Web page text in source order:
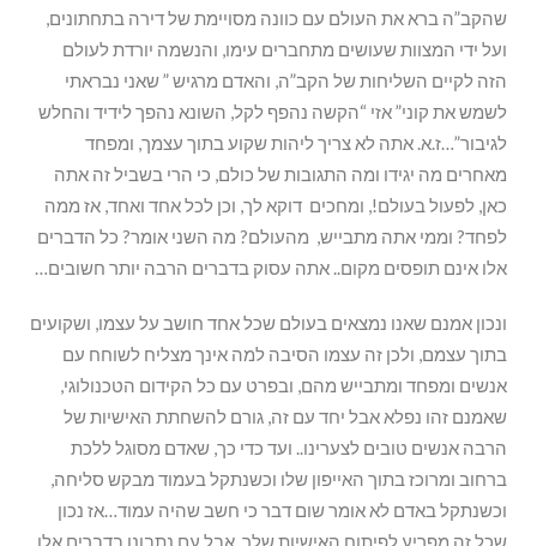
שהקב”ה ברא את העולם עם כוונה מסויימת של דירה בתחתונים,
ועל ידי המצוות שעושים מתחברים עימו, והנשמה יורדת לעולם
הזה לקיים השליחות של הקב”ה, והאדם מרגיש ” שאני נבראתי
לשמש את קוני” אזי “הקשה נהפף לקל, השונא נהפך לידיד והחלש
לגיבור”…ז.א. אתה לא צריך ליהות שקוע בתוך עצמך, ומפחד
מאחרים מה יגידו ומה התגובות של כולם, כי הרי בשביל זה אתה
כאן, לפעול בעולם!, ומחכים דוקא לך, וכן לכל אחד ואחד, אז ממה
לפחד? וממי אתה מתבייש, מהעולם? מה השני אומר? כל הדברים
אלו אינם תופסים מקום.. אתה עסוק בדברים הרבה יותר חשובים…
ונכון אמנם שאנו נמצאים בעולם שכל אחד חושב על עצמו, ושקועים
בתוך עצמם, ולכן זה עצמו הסיבה למה אינך מצליח לשוחח עם
אנשים ומפחד ומתבייש מהם, ובפרט עם כל הקידום הטכנולוגי,
שאמנם זהו נפלא אבל יחד עם זה, גורם להשחתת האישיות של
הרבה אנשים טובים לצערינו.. ועד כדי כך, שאדם מסוגל ללכת
ברחוב ומרוכז בתוך האייפון שלו וכשנתקל בעמוד מבקש סליחה,
וכשנתקל באדם לא אומר שום דבר כי חשב שהיה עמוד…אז נכון
שכל זה מפריע לפיתוח האישיות שלך, אבל עם נתבונן בדברים אלו